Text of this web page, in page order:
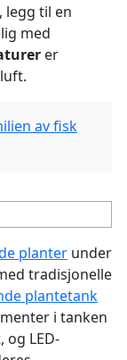
legg til en
med
er
av fisk
planter under
tradisjonelle
plantetank
i tanken
og LED-